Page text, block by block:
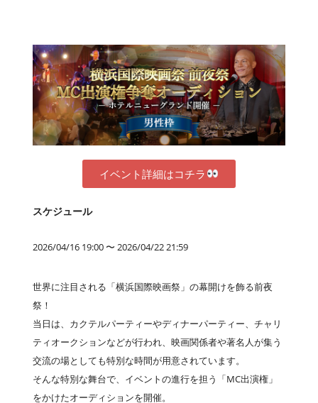
イベント詳細はコチラ
スケジュール
2026/04/16 19:00 〜 2026/04/22 21:59
世界に注目される「横浜国際映画祭」の幕開けを飾る前夜
祭！
当日は、カクテルパーティーやディナーパーティー、チャリ
ティオークションなどが行われ、映画関係者や著名人が集う
交流の場としても特別な時間が用意されています。
そんな特別な舞台で、イベントの進行を担う「MC出演権」
をかけたオーディションを開催。